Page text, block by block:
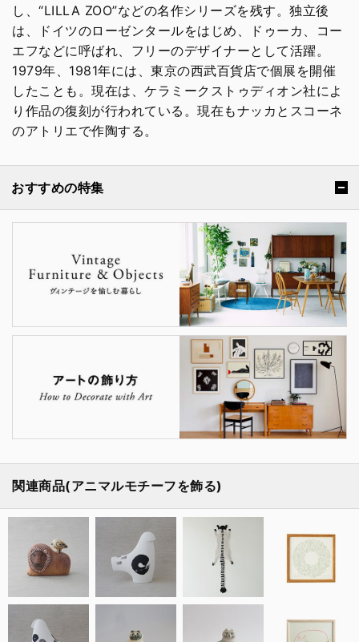
し、“LILLA ZOO”などの名作シリーズを残す。独立後
は、ドイツのローゼンタールをはじめ、ドゥーカ、コー
エフなどに呼ばれ、フリーのデザイナーとして活躍。
1979年、1981年には、東京の西武百貨店で個展を開催
したことも。現在は、ケラミークストゥディオン社によ
り作品の復刻が行われている。現在もナッカとスコーネ
のアトリエで作陶する。
おすすめの特集
関連商品(アニマルモチーフを飾る)